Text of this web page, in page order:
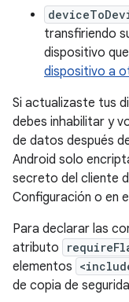
transfiriendo
dispositivo
dispositivo a
Si actualizaste tus
debes inhabilitar y
de datos después
Android solo
secreto del cliente
Configuración o en
Para declarar las
atributo
elementos
de copia de